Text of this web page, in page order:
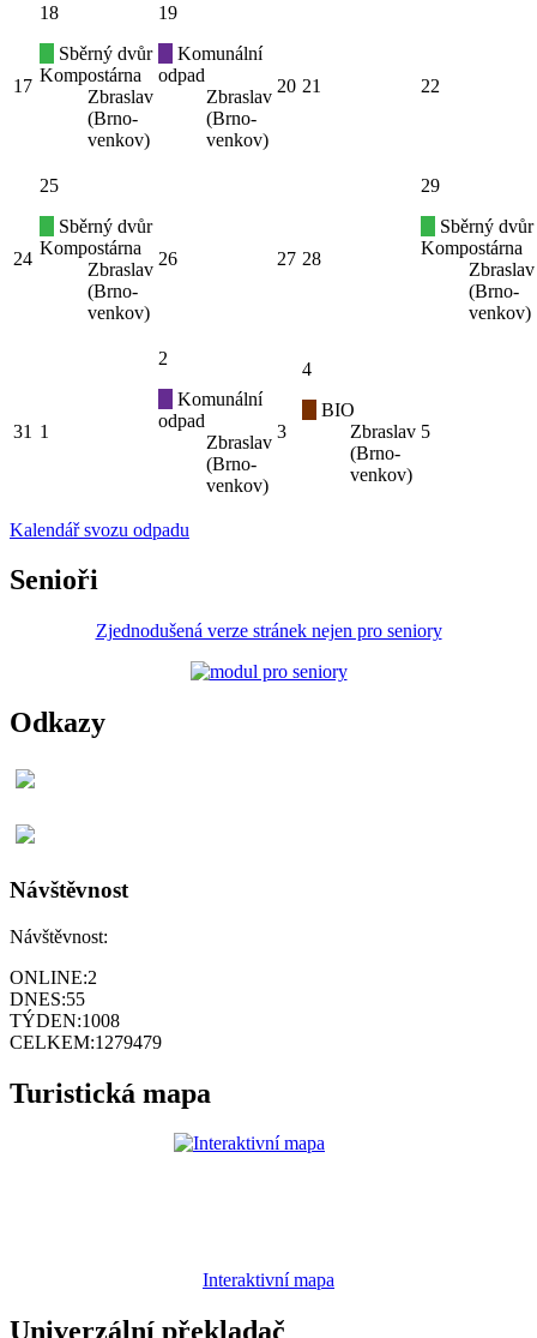
17
18
Sběrný dvůr
Kompostárna
Zbraslav
(Brno-
venkov)
19
Komunální
odpad
Zbraslav
(Brno-
venkov)
20 21 22
24
25
Sběrný dvůr
Kompostárna
Zbraslav
(Brno-
venkov)
26 27 28
29
Sběrný dvůr
Kompostárna
Zbraslav
(Brno-
venkov)
31 1
2
Komunální
odpad
Zbraslav
(Brno-
venkov)
3
4
BIO
Zbraslav
(Brno-
venkov)
5
Kalendář svozu odpadu
Senioři
Zjednodušená verze stránek nejen pro seniory
Odkazy
Návštěvnost
Návštěvnost:
ONLINE:2
DNES:55
TÝDEN:1008
CELKEM:1279479
Turistická mapa
Interaktivní mapa
Univerzální překladač